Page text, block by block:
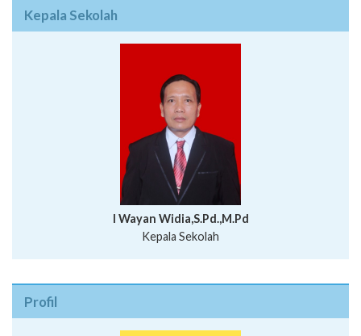
Kepala Sekolah
I Wayan Widia,S.Pd.,M.Pd
Kepala Sekolah
Profil